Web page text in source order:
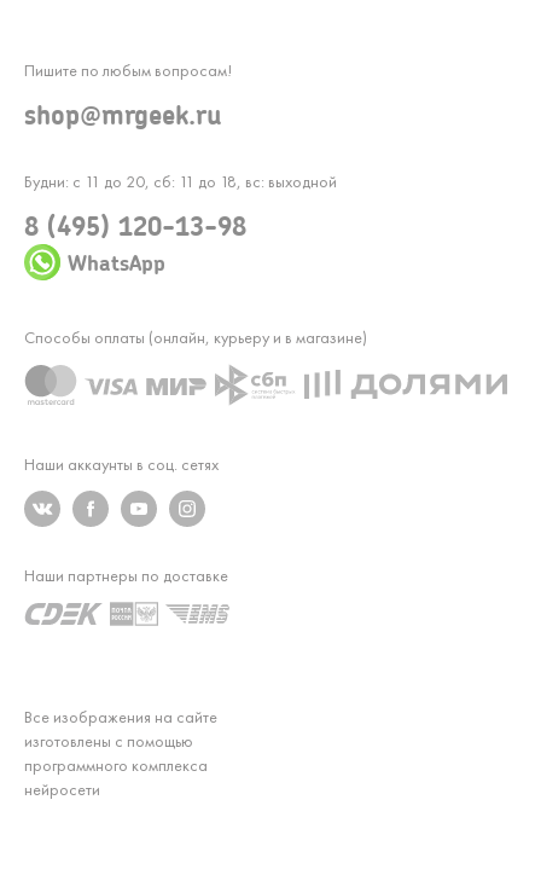
Будни: с 11 до 20, сб: 11 до 18, вс: выходной
8 (495) 120-13-98
WhatsApp
Пишите по любым вопросам!
shop@mrgeek.ru
Наши аккаунты в соц. сетях
Все изображения на сайте
изготовлены с помощью
программного комплекса
нейросети
Способы оплаты (онлайн, курьеру и в магазине)
Наши партнеры по доставке